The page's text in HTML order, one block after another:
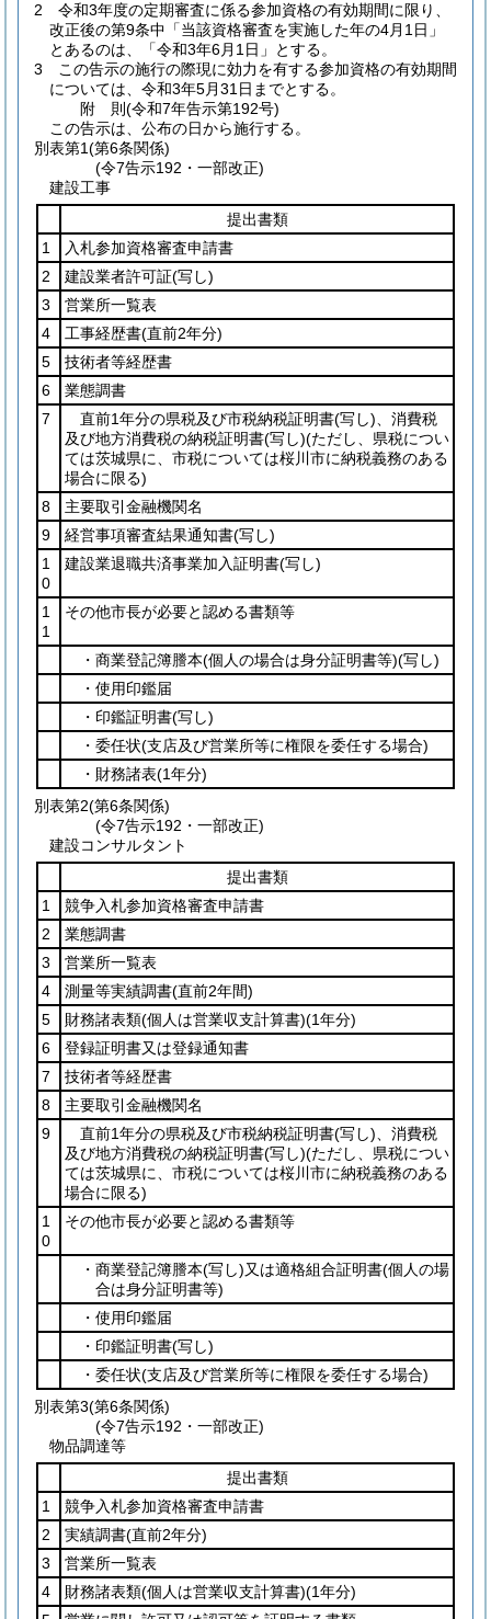
2
令和3年度の定期審査に係る参加資格の有効期間に限り、
改正後の第9条中「当該資格審査を実施した年の4月1日」
とあるのは、「令和3年6月1日」とする。
3
この告示の施行の際現に効力を有する参加資格の有効期間
については、令和3年5月31日までとする。
附 則(令和7年告示第192号)
この告示は、公布の日から施行する。
別表第1(第6条関係)
(令7告示192・一部改正)
建設工事
提出書類
1
入札参加資格審査申請書
2
建設業者許可証(写し)
3
営業所一覧表
4
工事経歴書(直前2年分)
5
技術者等経歴書
6
業態調書
7
直前1年分の県税及び市税納税証明書(写し) 、消費税
及び地方消費税の納税証明書(写し)(ただし、県税につい
ては茨城県に、市税については桜川市に納税義務のある
場合に限る)
8
主要取引金融機関名
9
経営事項審査結果通知書(写し)
1
0
建設業退職共済事業加入証明書(写し)
1
1
その他市長が必要と認める書類等
・商業登記簿謄本(個人の場合は身分証明書等)(写し)
・使用印鑑届
・印鑑証明書(写し)
・委任状(支店及び営業所等に権限を委任する場合)
・財務諸表(1年分)
別表第2(第6条関係)
(令7告示192・一部改正)
建設コンサルタント
提出書類
1
競争入札参加資格審査申請書
2
業態調書
3
営業所一覧表
4
測量等実績調書(直前2年間)
5
財務諸表類(個人は営業収支計算書)(1年分)
6
登録証明書又は登録通知書
7
技術者等経歴書
8
主要取引金融機関名
9
直前1年分の県税及び市税納税証明書(写し) 、消費税
及び地方消費税の納税証明書(写し)(ただし、県税につい
ては茨城県に、市税については桜川市に納税義務のある
場合に限る)
1
0
その他市長が必要と認める書類等
・商業登記簿謄本(写し)又は適格組合証明書(個人の場
合は身分証明書等)
・使用印鑑届
・印鑑証明書(写し)
・委任状(支店及び営業所等に権限を委任する場合)
別表第3(第6条関係)
(令7告示192・一部改正)
物品調達等
提出書類
1
競争入札参加資格審査申請書
2
実績調書(直前2年分)
3
営業所一覧表
4
財務諸表類(個人は営業収支計算書)(1年分)